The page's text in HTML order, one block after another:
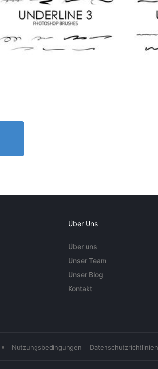
Über Uns
Über uns
Unser Team
Unser Blog
Kontakt
• Nutzungsbedingungen Datenschutzrichtlinien